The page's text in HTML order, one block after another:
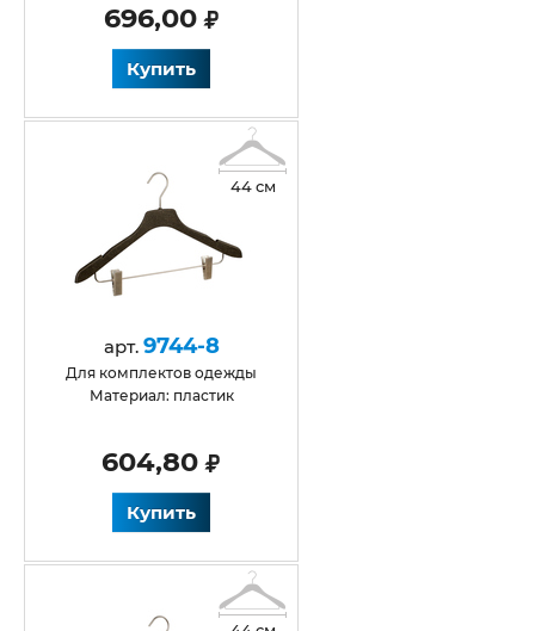
696,00
Купить
44 см
арт. 9744-8
Для комплектов одежды
Материал: пластик
604,80
Купить